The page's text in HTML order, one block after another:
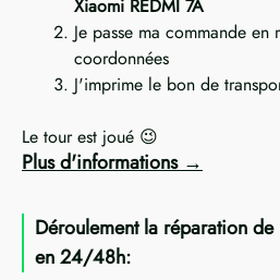
Xiaomi REDMI 7A
Je passe ma commande en
coordonnées
J'imprime le bon de
Le tour est joué 😉
Plus d'informations
Déroulement la réparation
en 24/48h: